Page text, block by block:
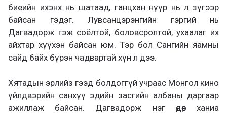
биеийн ихэнх нь шатаад, ганцхан нүүр нь л зүгээр
байсан гэдэг. Лувсанцэрэнгийн гэргий нь
Дагвадорж гэж соёлтой, боловсролтой, ухаалаг их
айхтар хүүхэн байсан юм. Тэр бол Сангийн яамны
сайд байх бүрэн чадвартай хүн л дээ.
Хятадын эрлийз гээд болдоггүй учраас Монгол кино
үйлдвэрийн санхүү эдийн засгийн албаны даргаар
ажиллаж байсан. Дагвадорж нэг өдөр ханиа